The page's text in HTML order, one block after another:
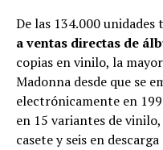
De las 134.000 unidades
a ventas directas de
copias en vinilo, la
Madonna desde que se
electrónicamente en
en 15 variantes de
casete y seis en